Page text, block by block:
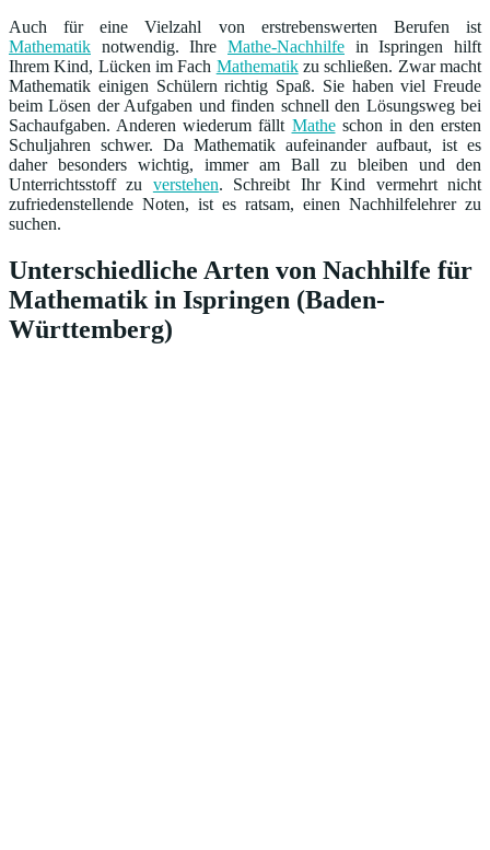
Auch für eine Vielzahl von erstrebenswerten Berufen ist
Mathematik notwendig. Ihre Mathe-Nachhilfe in Ispringen hilft
Ihrem Kind, Lücken im Fach Mathematikzu schließen. Zwar macht
Mathematik einigen Schülern richtig Spaß. Sie haben viel Freude
beim Lösen der Aufgaben und finden schnell den Lösungsweg bei
Sachaufgaben. Anderen wiederum fällt Matheschon in den ersten
Schuljahren schwer. Da Mathematik aufeinander aufbaut, ist es
daher besonders wichtig, immer am Ball zu bleiben und den
Unterrichtsstoff zu verstehen. Schreibt Ihr Kind vermehrt nicht
zufriedenstellende Noten, ist es ratsam, einen Nachhilfelehrer zu
suchen.
Unterschiedliche Arten von Nachhilfe für
Mathematik in Ispringen (Baden-
Württemberg)